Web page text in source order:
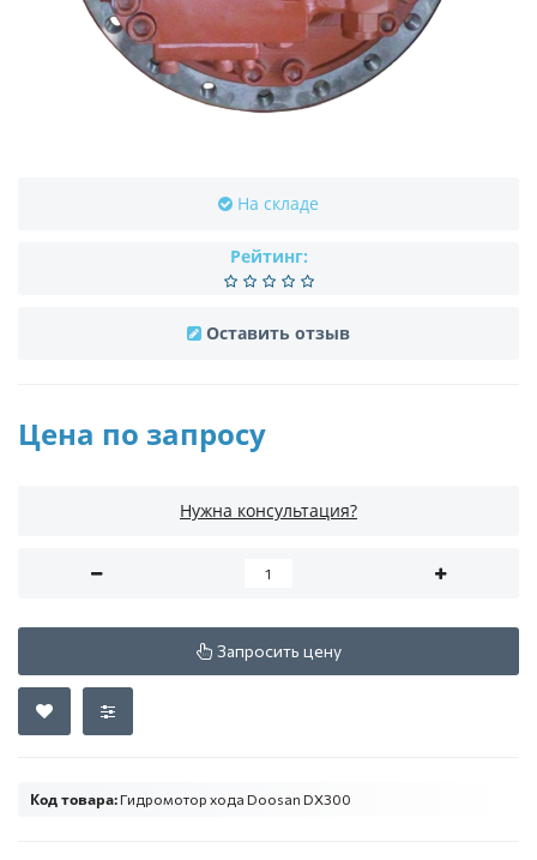
На складе
Рейтинг:
Оставить отзыв
Цена по запросу
Нужна консультация?
Запросить цену
Код товара: Гидромотор хода Doosan DX300